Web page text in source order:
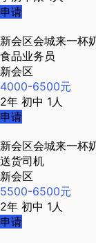
申请
新会区会城来一杯
食品业务员
新会区
4000-6500元
2年 初中 1人
申请
新会区会城来一杯
送货司机
新会区
5500-6500元
2年 初中 1人
申请